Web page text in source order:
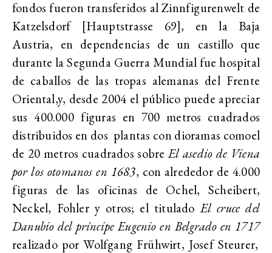
fondos fueron transferidos al Zinnfigurenwelt de
Katzelsdorf [Hauptstrasse 69], en la Baja
Austria, en dependencias de un castillo que
durante la Segunda Guerra Mundial fue hospital
de caballos de las tropas alemanas del Frente
Oriental,y, desde 2004 el público puede apreciar
sus 400.000 figuras en 700 metros cuadrados
distribuidos en dos plantas con dioramas comoel
de 20 metros cuadrados sobreEl asedio de Viena
por los otomanos en 1683, con alrededor de 4.000
figuras de las oficinas de Ochel, Scheibert,
Neckel, Fohler y otros; el tituladoEl cruce del
Danubio del príncipe Eugenio en Belgrado en 1717
realizado por Wolfgang Frühwirt, Josef Steurer,